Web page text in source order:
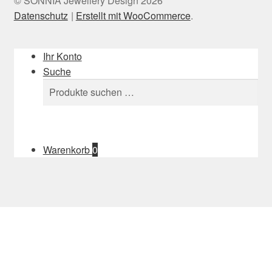
Datenschutz
Erstellt mit WooCommerce.
Ihr Konto
Suche
Suchen
nach:
Suchen
Warenkorb0